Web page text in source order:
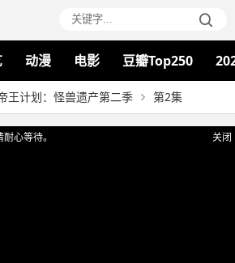
动漫 电影 豆瓣Top250
王计划：怪兽遗产第二季 第2集
关闭
心等待。